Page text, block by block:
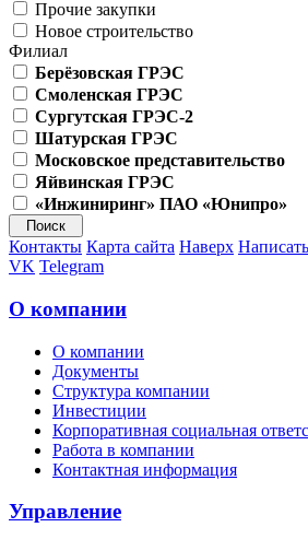
Прочие закупки
Новое строительство
Филиал
Берёзовская ГРЭС
Смоленская ГРЭС
Сургутская ГРЭС-2
Шатурская ГРЭС
Московское представительство
Яйвинская ГРЭС
«Инжиниринг» ПАО «Юнипро»
Контакты Карта сайта Наверх
VK Telegram
О компании
О компании
Документы
Структура компании
Инвестиции
Корпоративная социальная
Работа в компании
Контактная информация
Управление